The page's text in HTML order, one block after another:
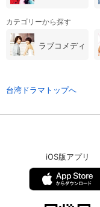
カテゴリーから探す
ラブコメディ
台湾ドラマトップへ
iOS版アプリ